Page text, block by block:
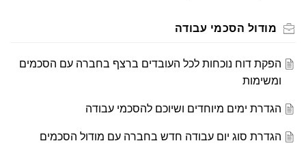
מודול הסכמי עבודה
הפקת דוח נוכחות לכל העובדים ברצף בחברה עם הסכמים
ומשימות
הגדרת ימים מיוחדים ושיוכם להסכמי עבודה
הגדרת סוג יום עבודה חדש בחברה עם מודול הסכמים